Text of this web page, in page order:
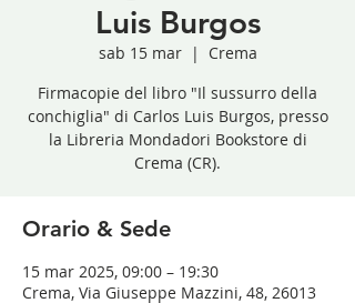
Luis Burgos
sab 15 mar
  |
Crema
Firmacopie del libro "Il sussurro della
conchiglia" di Carlos Luis Burgos, presso
la Libreria Mondadori Bookstore di
Crema (CR).
Orario & Sede
15 mar 2025, 09:00 – 19:30
Crema, Via Giuseppe Mazzini, 48, 26013